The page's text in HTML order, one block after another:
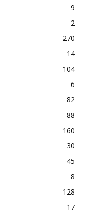
9
2
270
14
104
6
82
88
160
30
45
8
128
17